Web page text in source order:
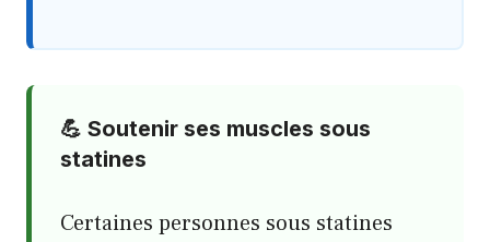
💪 Soutenir ses muscles sous
statines
Certaines personnes sous statines